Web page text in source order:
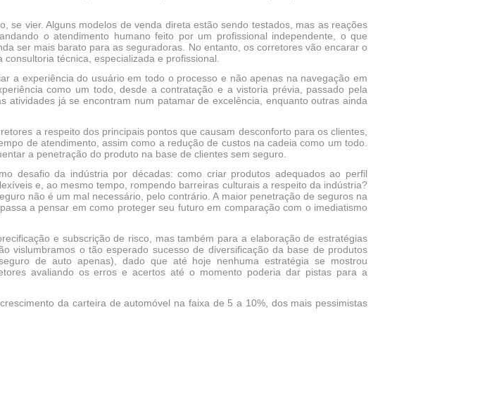
se vier. Alguns modelos de venda direta estão sendo testados, mas as reações
o atendimento humano feito por um profissional independente, o que
ser mais barato para as seguradoras. No entanto, os corretores vão encarar o
técnica, especializada e profissional.
a experiência do usuário em todo o processo e não apenas na navegação em
como um todo, desde a contratação e a vistoria prévia, passado pela
atividades já se encontram num patamar de excelência, enquanto outras ainda
a respeito dos principais pontos que causam desconforto para os clientes,
de atendimento, assim como a redução de custos na cadeia como um todo.
a penetração do produto na base de clientes sem seguro.
desafio da indústria por décadas: como criar produtos adequados ao perfil
e, ao mesmo tempo, rompendo barreiras culturais a respeito da indústria?
não é um mal necessário, pelo contrário. A maior penetração de seguros na
a pensar em como proteger seu futuro em comparação com o imediatismo
e subscrição de risco, mas também para a elaboração de estratégias
vislumbramos o tão esperado sucesso de diversificação da base de produtos
de auto apenas), dado que até hoje nenhuma estratégia se mostrou
avaliando os erros e acertos até o momento poderia dar pistas para a
da carteira de automóvel na faixa de 5 a 10%, dos mais pessimistas